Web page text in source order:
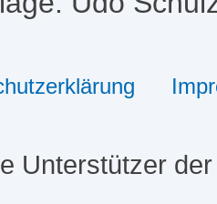
Unterstützer